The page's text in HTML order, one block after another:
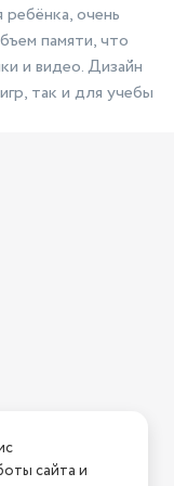
очень
памяти, что
и видео. Дизайн
так и для учебы
сайта и